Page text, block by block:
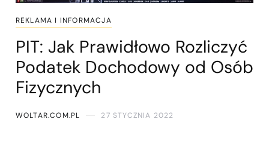
REKLAMA I INFORMACJA
PIT: Jak Prawidłowo Rozliczyć
Podatek Dochodowy od Osób
Fizycznych
WOLTAR.COM.PL 27 STYCZNIA 2022